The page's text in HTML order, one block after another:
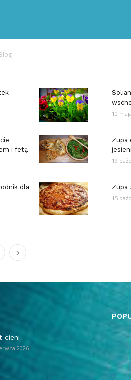
Blog
10
i fetą
Zupa
19
dla
Zupa
15
cieni
2026